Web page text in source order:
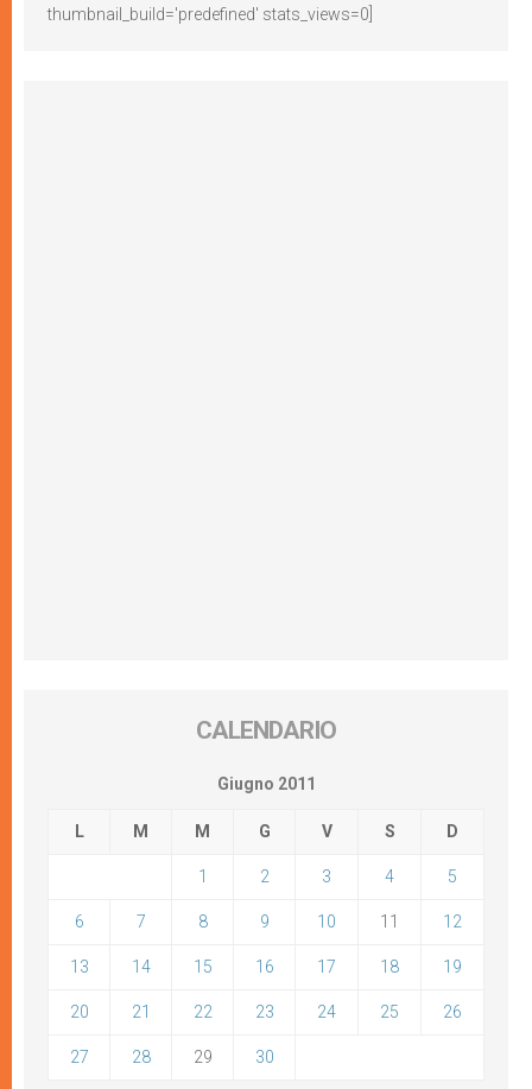
thumbnail_build='predefined' stats_views=0]
CALENDARIO
Giugno 2011
L M M G V S D
1 2 3 4 5
6 7 8 9 10 11 12
13 14 15 16 17 18 19
20 21 22 23 24 25 26
27 28 29 30